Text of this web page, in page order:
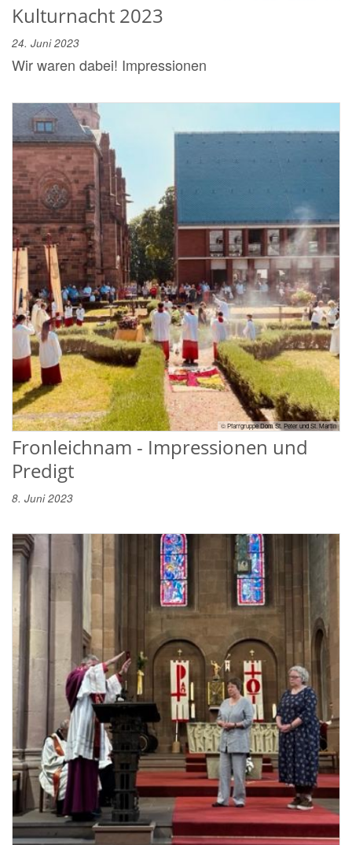
Kulturnacht 2023
24. Juni 2023
Wir waren dabei! Impressionen
© Pfarrgruppe Dom St. Peter und St. Martin
Fronleichnam - Impressionen und
Predigt
8. Juni 2023